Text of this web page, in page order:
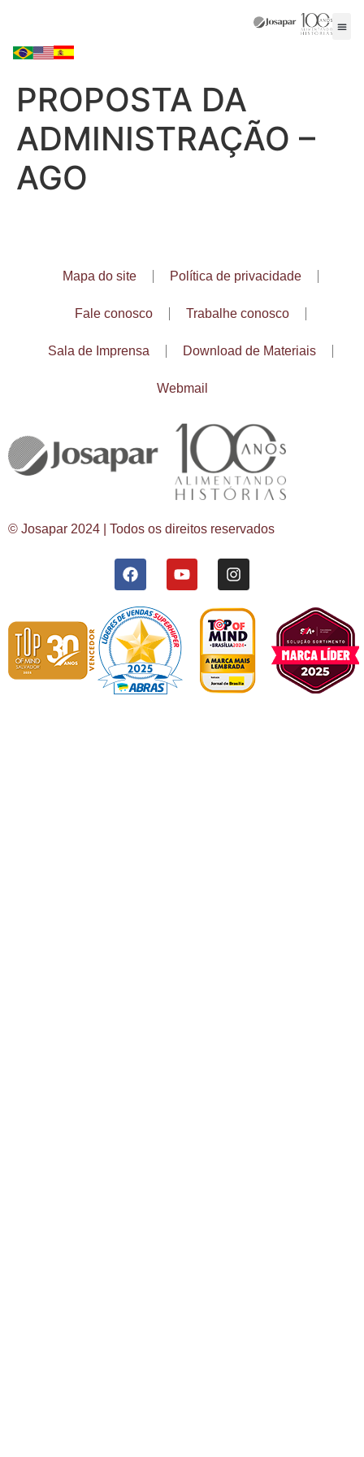
PROPOSTA DA
ADMINISTRAÇÃO –
AGO
Mapa do site Política de privacidade
Fale conosco Trabalhe conosco
Sala de Imprensa Download de Materiais
Webmail
© Josapar 2024 | Todos os direitos reservados